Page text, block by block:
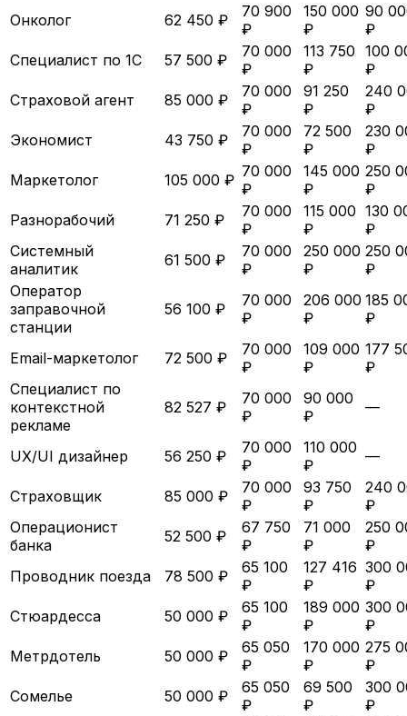
Онколог 62 450 ₽
70 900
₽
150 000
₽
90
₽
Специалист по 1С
57 500 ₽
70 000
₽
113 750
₽
100
₽
Страховой агент
85 000 ₽
70 000
₽
91 250
₽
240
₽
Экономист
43 750 ₽
70 000
₽
72 500
₽
230
₽
Маркетолог
105 000 ₽ 70 000
₽
145 000
₽
250
₽
Разнорабочий
71 250 ₽
70 000
₽
115 000
₽
130
₽
Системный
аналитик
61 500 ₽
70 000
₽
250 000
₽
250
₽
Оператор
заправочной
станции
56 100 ₽
70 000
₽
206 000
₽
185
₽
Email-маркетолог 72 500 ₽
70 000
₽
109 000
₽
177
₽
Специалист по
контекстной
рекламе
82 527 ₽
70 000
₽
90 000
₽
—
UX/UI дизайнер 56 250 ₽
70 000
₽
110 000
₽
—
Страховщик 85 000 ₽
70 000
₽
93 750
₽
240
₽
Операционист
банка
52 500 ₽
67 750
₽
71 000
₽
250
₽
Проводник поезда
78 500 ₽
65 100
₽
127 416
₽
300
₽
Стюардесса
50 000 ₽
65 100
₽
189 000
₽
300
₽
Метрдотель
50 000 ₽
65 050
₽
170 000
₽
275
₽
Сомелье
50 000 ₽
65 050
₽
69 500
₽
300
₽